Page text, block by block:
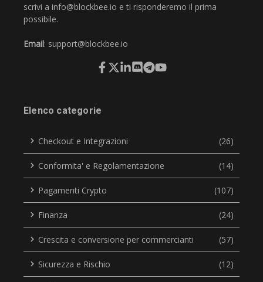
scrivi a info@blockbee.io e ti risponderemo il prima
possibile.
Email: support@blockbee.io
Elenco categorie
Checkout e Integrazioni (26)
Conformita' e Regolamentazione (14)
Pagamenti Crypto (107)
Finanza (24)
Crescita e conversione per commercianti (57)
Sicurezza e Rischio (12)